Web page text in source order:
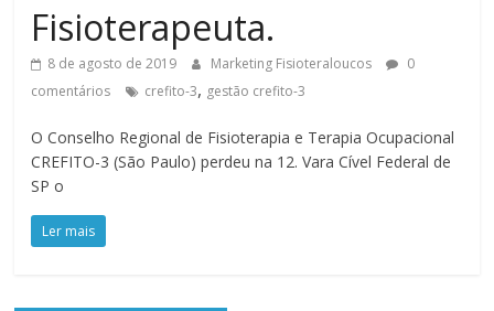
Fisioterapeuta.
8 de agosto de 2019 Marketing Fisioteraloucos
0
comentários
crefito-3, gestão crefito-3
O Conselho Regional de Fisioterapia e Terapia Ocupacional
CREFITO-3 (São Paulo) perdeu na 12. Vara Cível Federal de
SP o
Ler mais